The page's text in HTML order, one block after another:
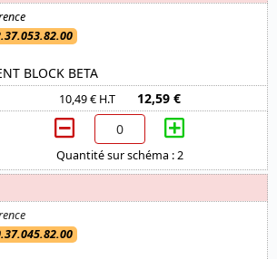
BLOCK BETA
10,49 € H.T 12,59 €
Quantité sur schéma : 2